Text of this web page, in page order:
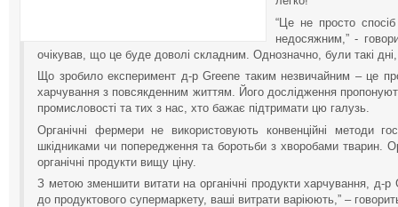
“Це не просто
недосяжним,” -
очікував, що це буде доволі складним. Однозначно, були такі
Що зробило експеримент д-р Greene таким незвичайним – це
харчування з повсякденним життям. Його дослідження
промисловості та тих з нас, хто бажає підтримати цю галузь.
Органічні фермери не використовують конвенційні методи
шкідниками чи попередження та боротьби з хворобами тварин.
органічні продукти вищу ціну.
З метою зменшити витати на органічні продукти харчування, д-
до продуктового супермаркету, ваші витрати варіюють,” –